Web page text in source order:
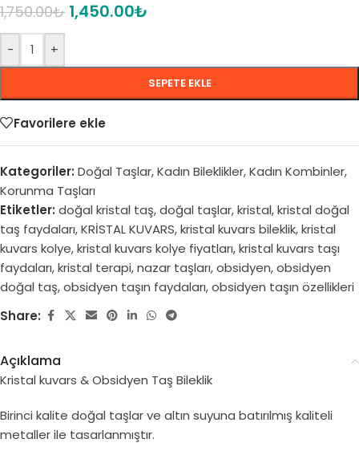
1,750.00₺ 1,450.00₺
- +
SEPETE EKLE
Favorilere ekle
Kategoriler: Doğal Taşlar,Kadın Bileklikler,Kadın Kombinler,
Korunma Taşları
Etiketler: doğal kristal taş,doğal taşlar,kristal,kristal doğal
taş faydaları,KRİSTAL KUVARS,kristal kuvars bileklik,kristal
kuvars kolye,kristal kuvars kolye fiyatları,kristal kuvars taşı
faydaları,kristal terapi,nazar taşları,obsidyen,obsidyen
doğal taş,obsidyen taşın faydaları,obsidyen taşın özellikleri
Share:
Açıklama
Kristal kuvars & Obsidyen Taş Bileklik
Birinci kalite doğal taşlar ve altın suyuna batırılmış kaliteli
metaller ile tasarlanmıştır.